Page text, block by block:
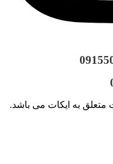
به ایکات می باشد.